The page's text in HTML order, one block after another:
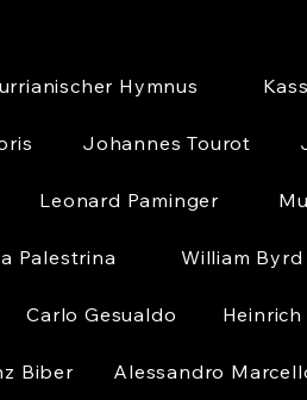
Hymnus
Johannes Tourot
Leonard Paminger
Palestrina William Byrd
Carlo Gesualdo Heinrich
Biber Alessandro